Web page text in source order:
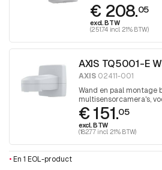
€ 208.05
excl. BTW
(251.74 incl. 21% BTW)
AXIS TQ5001-E
AXIS 02411-001
Wand en paal montage
multisensorcamera's,
een Tx30 band
€ 151.05
excl. BTW
(182.77 incl. 21% BTW)
• En 1 EOL-product